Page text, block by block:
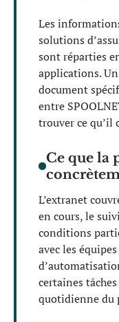
Les
solutions
sont réparties
applications.
document
entre
trouver ce qu’il
Ce que la
L’extranet
en cours, le
conditions
avec les
certaines
quotidienne du